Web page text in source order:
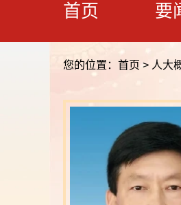
首页 要
您的位置：首页 > 人大